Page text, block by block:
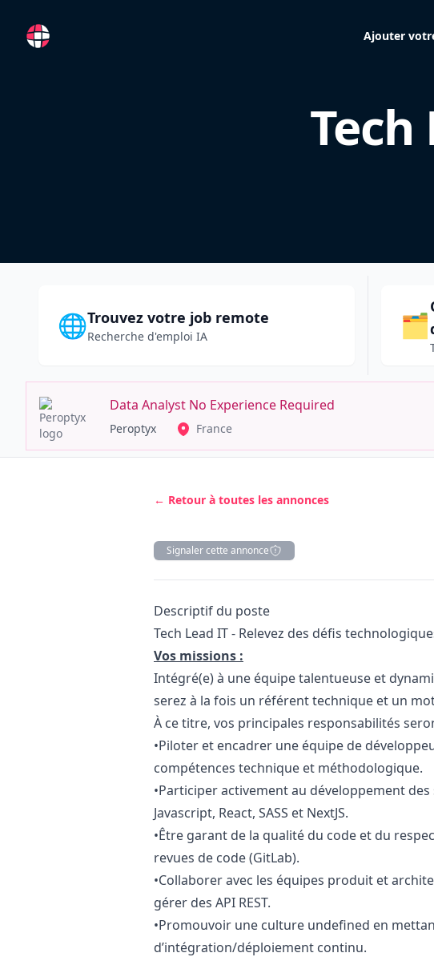
RemoteFR Ajouter
Tech
🌐Trouvez votre job remote
Recherche d'emploi IA 🗂️
Data Analyst No Experience Required
Peroptyx France
← Retour à toutes les annonces
Signaler cette annonce
Description
Descriptif du poste
Tech Lead IT - Relevez des défis
Vos missions :
Intégré(e) à une équipe talentueuse et
serez à la fois un référent technique et un
À ce titre, vos principales responsabilités
•Piloter et encadrer une équipe de
compétences technique et méthodologique.
•Participer activement au développement des
Javascript, React, SASS et NextJS.
•Être garant de la qualité du code et du
revues de code (GitLab).
•Collaborer avec les équipes produit et
gérer des API REST.
•Promouvoir une culture undefined en
d’intégration/déploiement continu.